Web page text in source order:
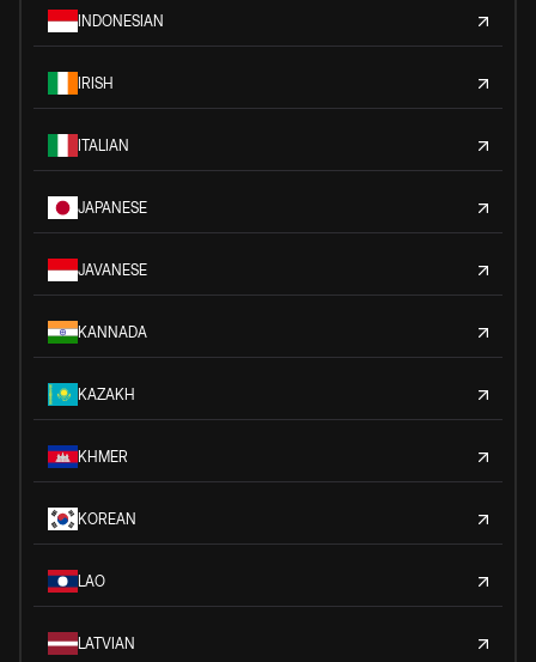
INDONESIAN
IRISH
ITALIAN
JAPANESE
JAVANESE
KANNADA
KAZAKH
KHMER
KOREAN
LAO
LATVIAN